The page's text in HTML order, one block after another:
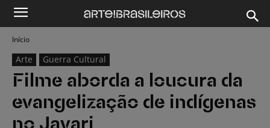
Início
Arte Guerra Cultural
Filme aborda a loucura da
evangelização de indígenas